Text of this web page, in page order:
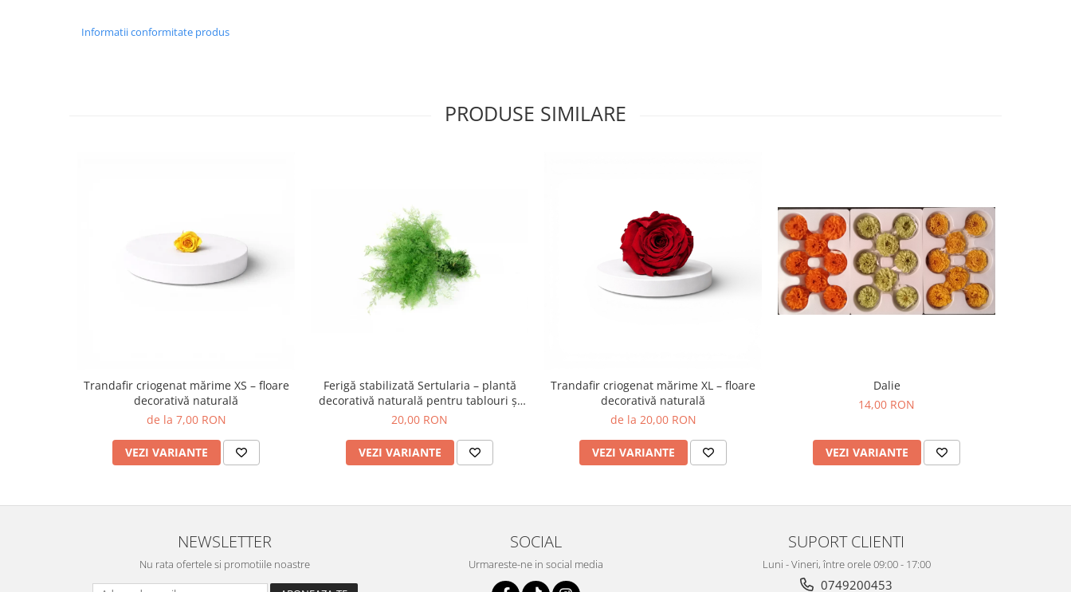
Informatii conformitate produs
PRODUSE SIMILARE
Trandafir criogenat mărime XS – floare
decorativă naturală
de la 7,00 RON
VEZI VARIANTE
Ferigă stabilizată Sertularia – plantă
decorativă naturală pentru tablouri și
aranjamente
20,00 RON
VEZI VARIANTE
Trandafir criogenat mărime XL – floare
decorativă naturală
de la 20,00 RON
VEZI VARIANTE
Dalie
14,00 RON
VEZI VARIANTE
NEWSLETTER
Nu rata ofertele si promotiile noastre
SOCIAL
Urmareste-ne in social media
SUPORT CLIENTI
Luni - Vineri, între orele 09:00 - 17:00
0749200453